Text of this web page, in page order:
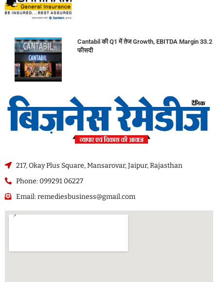
Cantabil की Q1 में तेज Growth, EBITDA Margin 33.2
फीसदी
217, Okay Plus Square, Mansarovar, Jaipur, Rajasthan
Phone: 099291 06227
Email: remediesbusiness@gmail.com